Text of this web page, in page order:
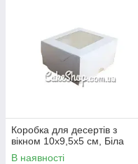
Коробка для десертів з
вікном 10х9,5х5 см, Біла
В наявності